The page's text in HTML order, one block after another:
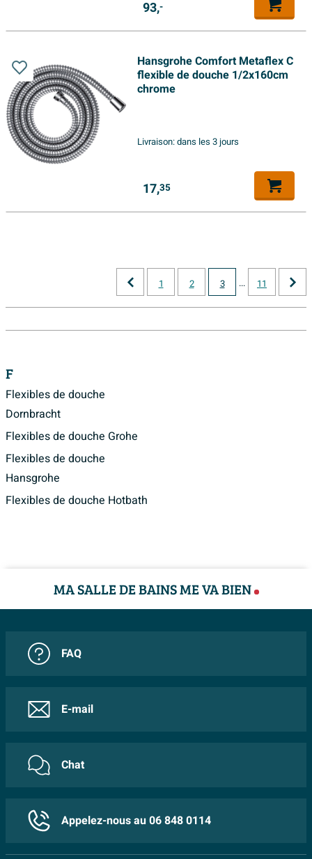
93,-
Hansgrohe Comfort Metaflex C
flexible de douche 1/2x160cm
chrome
Livraison:dans les 3 jours
17,35
1 2 3 ... 11
F
Flexibles de douche
Dornbracht
Flexibles de douche Grohe
Flexibles de douche
Hansgrohe
Flexibles de douche Hotbath
MA SALLE DE BAINS ME VA BIEN
FAQ
E-mail
Chat
Appelez-nous au 06 848 0114